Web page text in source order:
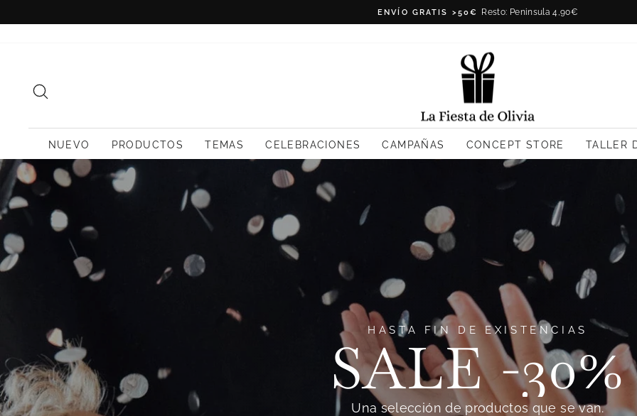
diapositivas
ENVÍO GRATIS >50€ Resto: Peninsula 4,90€
La
Fiesta
de
Olivia
NUEVO PRODUCTOS TEMAS CELEBRACIONES CAMPAÑAS CONCEPT STORE TALLER
NUEVO